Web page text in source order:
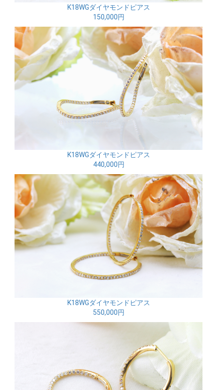
K18WGダイヤモンドピアス
150,000円
K18WGダイヤモンドピアス
440,000円
K18WGダイヤモンドピアス
550,000円